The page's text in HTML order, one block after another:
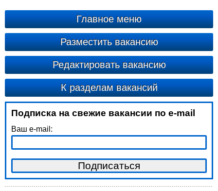
Главное меню
Разместить вакансию
Редактировать вакансию
К разделам вакансий
Подписка на свежие вакансии по e-mail
Ваш e-mail: